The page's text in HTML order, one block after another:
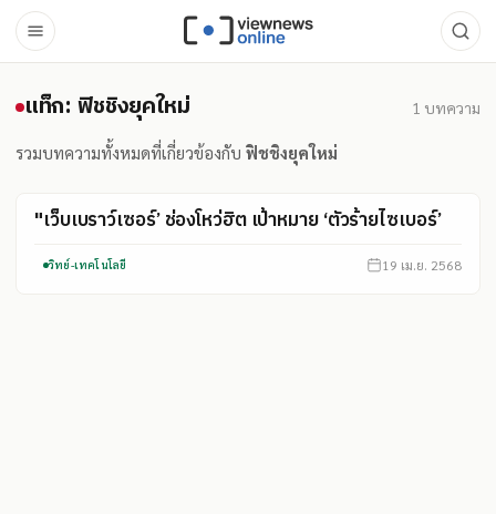
แท็ก: ฟิชชิงยุคใหม่
แท็ก: ฟิชชิงยุคใหม่ 1 บทความ
รวมบทความทั้งหมดที่เกี่ยวข้องกับ ฟิชชิงยุคใหม่
"เว็บเบราว์เซอร์’ ช่องโหว่ฮิต เป้าหมาย ‘ตัวร้ายไซเบอร์’
วิทย์-เทคโนโลยี 19 เม.ย. 2568